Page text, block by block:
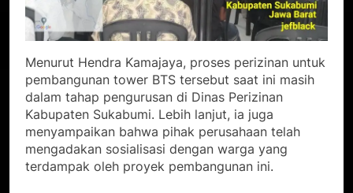
Menurut Hendra Kamajaya, proses perizinan untuk
pembangunan tower BTS tersebut saat ini masih
dalam tahap pengurusan di Dinas Perizinan
Kabupaten Sukabumi. Lebih lanjut, ia juga
menyampaikan bahwa pihak perusahaan telah
mengadakan sosialisasi dengan warga yang
terdampak oleh proyek pembangunan ini.